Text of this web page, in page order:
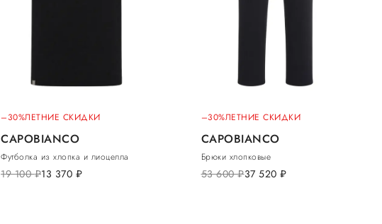
–30%ЛЕТНИЕ СКИДКИ
CAPOBIANCO
Футболка из хлопка и лиоцелла
19 100руб.13 370 руб.
–30%ЛЕТНИЕ СКИДКИ
CAPOBIANCO
Брюки хлопковые
53 600руб.37 520 руб.